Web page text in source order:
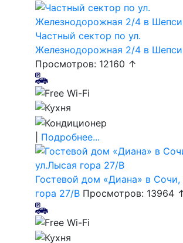
Частный сектор по ул.
Железнодорожная 2/4 в Шепси
Просмотров: 12160 ↑
Подробнее...
Гостевой дом «Диана» в Сочи,
гора 27/В Просмотров: 13964